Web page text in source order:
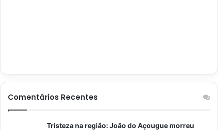
Comentários Recentes
Tristeza na região: João do Açougue morreu